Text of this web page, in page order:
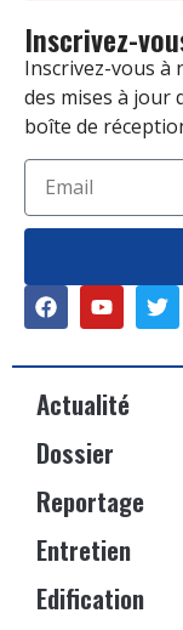
Inscrivez-
Inscrivez-vous à
des mises à jour
boîte de
Actualité
Dossier
Reportage
Entretien
Edification